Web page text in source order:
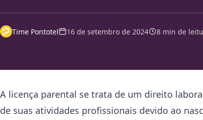
Time Pontotel 16 de setembro de 2024 8 min de
A licença parental se trata de um direito
de suas atividades profissionais devido ao